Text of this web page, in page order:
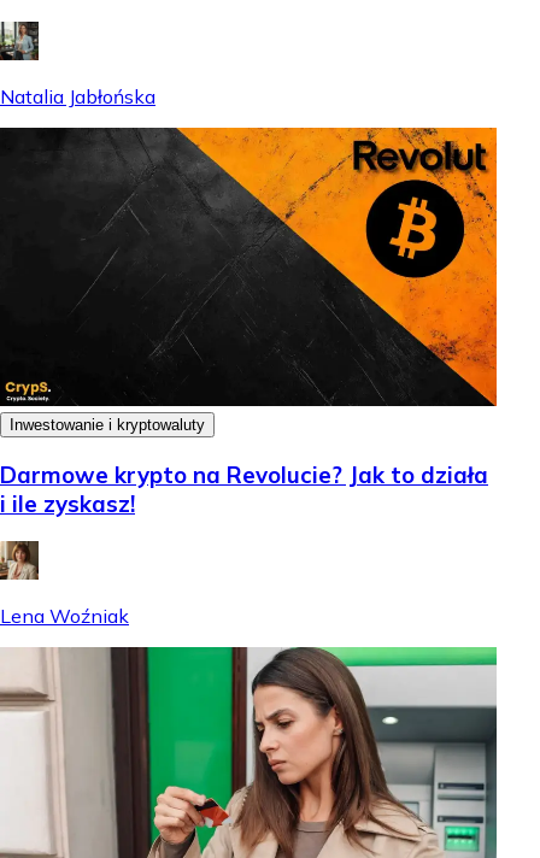
Natalia Jabłońska
Inwestowanie i kryptowaluty
Darmowe krypto na Revolucie? Jak to działa
i ile zyskasz!
Lena Woźniak